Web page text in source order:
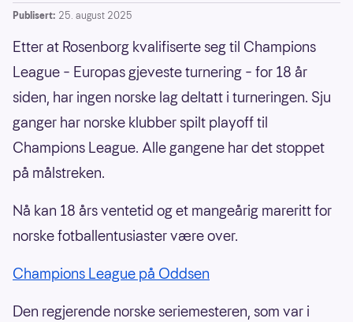
Publisert: 25. august 2025
Etter at Rosenborg kvalifiserte seg til Champions
League – Europas gjeveste turnering – for 18 år
siden, har ingen norske lag deltatt i turneringen. Sju
ganger har norske klubber spilt playoff til
Champions League. Alle gangene har det stoppet
på målstreken.
Nå kan 18 års ventetid og et mangeårig mareritt for
norske fotballentusiaster være over.
Champions League på Oddsen
Den regjerende norske seriemesteren, som var i